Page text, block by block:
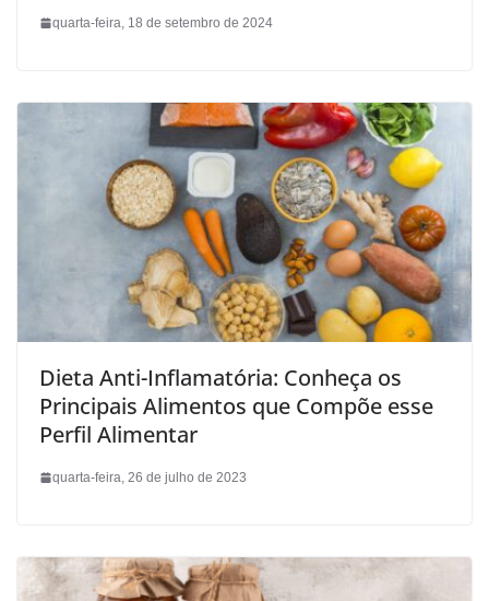
quarta-feira, 18 de setembro de 2024
Dieta Anti-Inflamatória: Conheça os
Principais Alimentos que Compõe esse
Perfil Alimentar
quarta-feira, 26 de julho de 2023